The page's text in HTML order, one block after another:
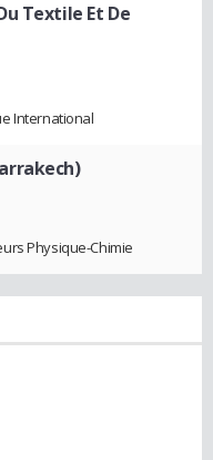
Textile Et De
International
Physique-Chimie